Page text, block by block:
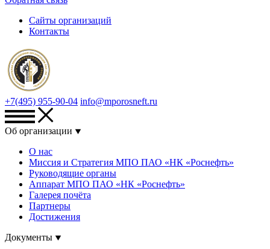
Сайты организаций
Контакты
+7(495) 955-90-04 info@mporosneft.ru
Об организации
О нас
Миссия и Стратегия МПО ПАО «НК «Роснефть»
Руководящие органы
Аппарат МПО ПАО «НК «Роснефть»
Галерея почёта
Партнеры
Достижения
Документы